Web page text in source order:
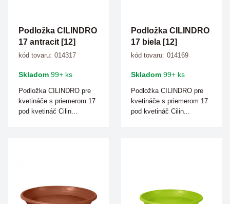
Podložka CILINDRO
17 antracit [12]
kód tovaru: 014317
Skladom 99+ ks
Podložka CILINDRO pre
kvetináče s priemerom 17
pod kvetináč Cilin...
Podložka CILINDRO
17 biela [12]
kód tovaru: 014169
Skladom 99+ ks
Podložka CILINDRO pre
kvetináče s priemerom 17
pod kvetináč Cilin...